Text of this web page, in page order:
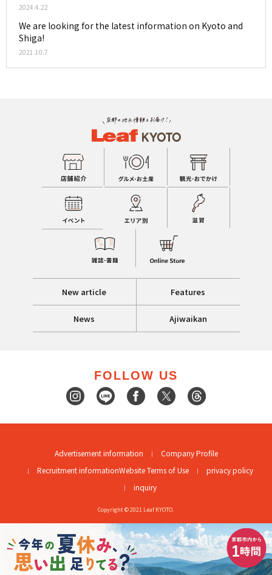
2024.4.22
We are looking for the latest information on Kyoto and
Shiga!
2021.10.7
New article Features
News Ajiwaikan
FOLLOW US
Advertisement information
Company Profile
Recruitment informationWebsite Terms of Use
privacy policy
inquiry
Copyright © 2021 Leaf KYOTO.